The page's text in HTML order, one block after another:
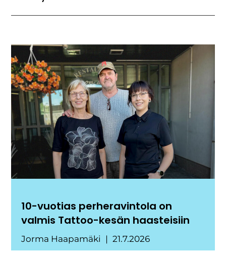
10-vuotias perheravintola on
valmis Tattoo-kesän haasteisiin
Jorma Haapamäki 21.7.2026